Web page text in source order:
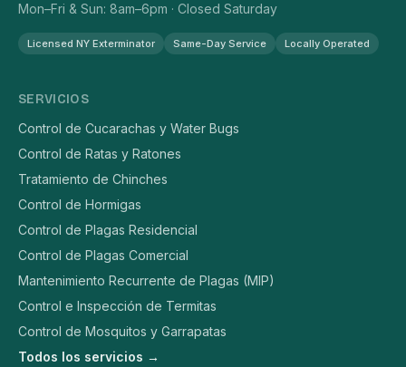
Mon–Fri & Sun: 8am–6pm · Closed Saturday
Licensed NY Exterminator Same-Day Service Locally Operated
SERVICIOS
Control de Cucarachas y Water Bugs
Control de Ratas y Ratones
Tratamiento de Chinches
Control de Hormigas
Control de Plagas Residencial
Control de Plagas Comercial
Mantenimiento Recurrente de Plagas (MIP)
Control e Inspección de Termitas
Control de Mosquitos y Garrapatas
Todos los servicios →